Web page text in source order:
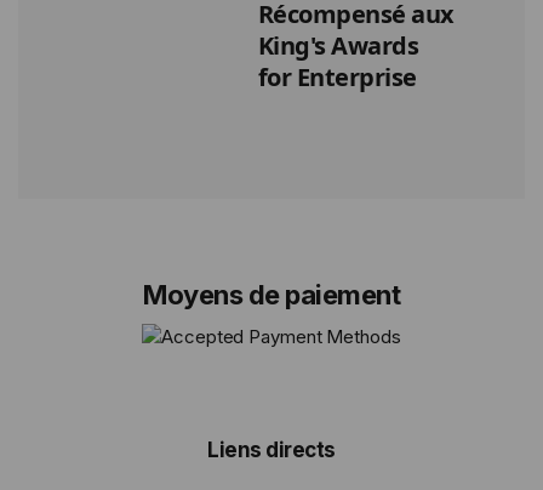
Récompensé aux
King's Awards
for Enterprise
Moyens de paiement
Liens directs